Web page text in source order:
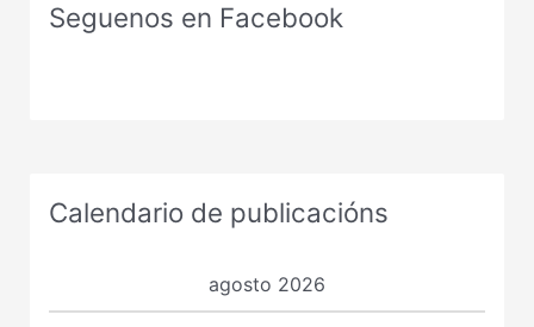
Seguenos en Facebook
Calendario de publicacións
agosto 2026